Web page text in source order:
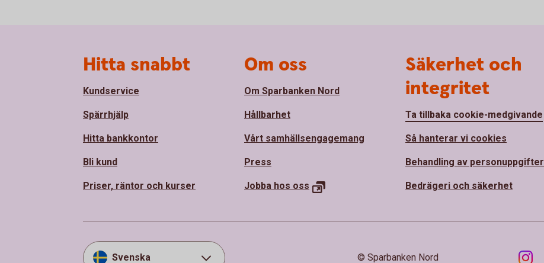
Hitta snabbt
Kundservice
Spärrhjälp
Hitta bankkontor
Bli kund
Priser, räntor och kurser
Om oss
Om Sparbanken Nord
Hållbarhet
Vårt samhällsengagemang
Press
Jobba hos oss
Säkerhet och
integritet
Ta tillbaka cookie-medgivande
Så hanterar vi cookies
Behandling av personuppgifter
Bedrägeri och säkerhet
Svenska © Sparbanken Nord